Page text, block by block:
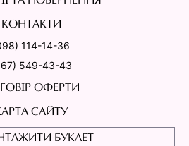
КОНТАКТИ
114-14-36
549-43-43
ОФЕРТИ
САЙТУ
БУКЛЕТ